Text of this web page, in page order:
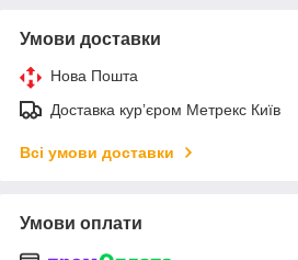
Умови доставки
Нова Пошта
Доставка курʼєром Метрекс Київ
Всі умови доставки
Умови оплати